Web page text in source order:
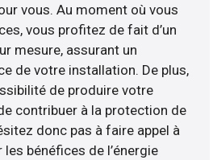
vous. Au moment où vous
vous profitez de fait d’un
mesure, assurant un
de votre installation. De plus,
de produire votre
contribuer à la protection de
donc pas à faire appel à
bénéfices de l’énergie